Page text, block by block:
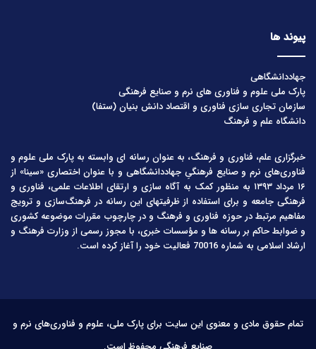
پیوند ها
جهاددانشگاهی
پارک ملی علوم و فناوری های نرم و صنایع فرهنگی
سازمان تجاری سازی فناوری و اقتصاد دانش بنیان (ستفا)
دانشگاه علم و فرهنگ
خبرگزاری علم، فناوری و فرهنگ، به عنوان رسانه ای وابسته به پارک ملی علوم و
فناوری‌های نرم و صنایع فرهنگیِ جهاددانشگاهی و با عنوان اختصاری «سینا» از
۱۶ مرداد ۱۳۹۳ به منظور کمک به آگاه سازی و ارتقای اطلاعات علمی، فناوری و
فرهنگی جامعه و برای استفاده از ظرفیتهای این رسانه در فرهنگ‌سازی و ترویج
مفاهیم مرتبط در حوزه فناوری و فرهنگ و در چارچوب مقررات موضوعه کشوری
و ضوابط حاکم بر رسانه ها و مؤسسات خبری، با مجوز رسمی از وزارت فرهنگ و
ارشاد اسلامی به شماره 70016 فعالیت خود را آغاز کرده است.
تمام حقوق مادی و معنوی این سایت برای پارک ملی، علوم و فناوری‌های نرم و